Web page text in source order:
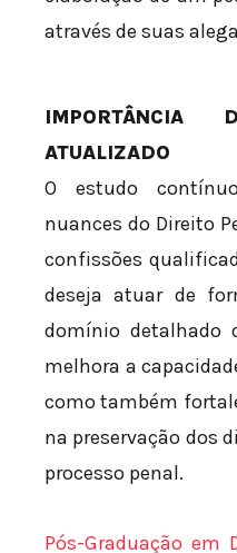
através de suas
IMPORTÂNCIA
ATUALIZADO
O estudo
nuances do Direito
confissões
deseja atuar de
domínio detalhado
melhora a
como também
na preservação dos
processo penal.
Pós-Graduação em